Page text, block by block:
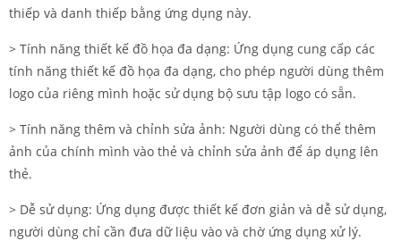
thiếp và danh thiếp bằng ứng dụng này.
> Tính năng thiết kế đồ họa đa dạng: Ứng dụng cung cấp các
tính năng thiết kế đồ họa đa dạng, cho phép người dùng thêm
logo của riêng mình hoặc sử dụng bộ sưu tập logo có sẵn.
> Tính năng thêm và chỉnh sửa ảnh: Người dùng có thể thêm
ảnh của chính mình vào thẻ và chỉnh sửa ảnh để áp dụng lên
thẻ.
> Dễ sử dụng: Ứng dụng được thiết kế đơn giản và dễ sử dụng,
người dùng chỉ cần đưa dữ liệu vào và chờ ứng dụng xử lý.